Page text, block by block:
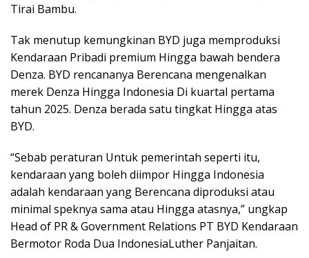
Tirai Bambu.
Tak menutup kemungkinan BYD juga memproduksi
Kendaraan Pribadi premium Hingga bawah bendera
Denza. BYD rencananya Berencana mengenalkan
merek Denza Hingga Indonesia Di kuartal pertama
tahun 2025. Denza berada satu tingkat Hingga atas
BYD.
“Sebab peraturan Untuk pemerintah seperti itu,
kendaraan yang boleh diimpor Hingga Indonesia
adalah kendaraan yang Berencana diproduksi atau
minimal speknya sama atau Hingga atasnya,” ungkap
Head of PR & Government Relations PT BYD Kendaraan
Bermotor Roda Dua IndonesiaLuther Panjaitan.